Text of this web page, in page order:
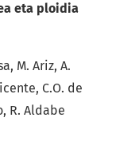
eta ploidia
M. Ariz, A.
C.O. de
R. Aldabe